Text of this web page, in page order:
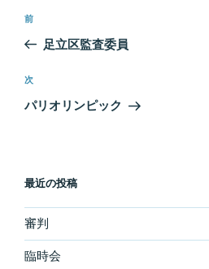
投
ビ
ゲ
ン
過
去
投
稿
前
足立区監査委員
次
の
次
パリオリンピック
最近の投稿
審判
臨時会